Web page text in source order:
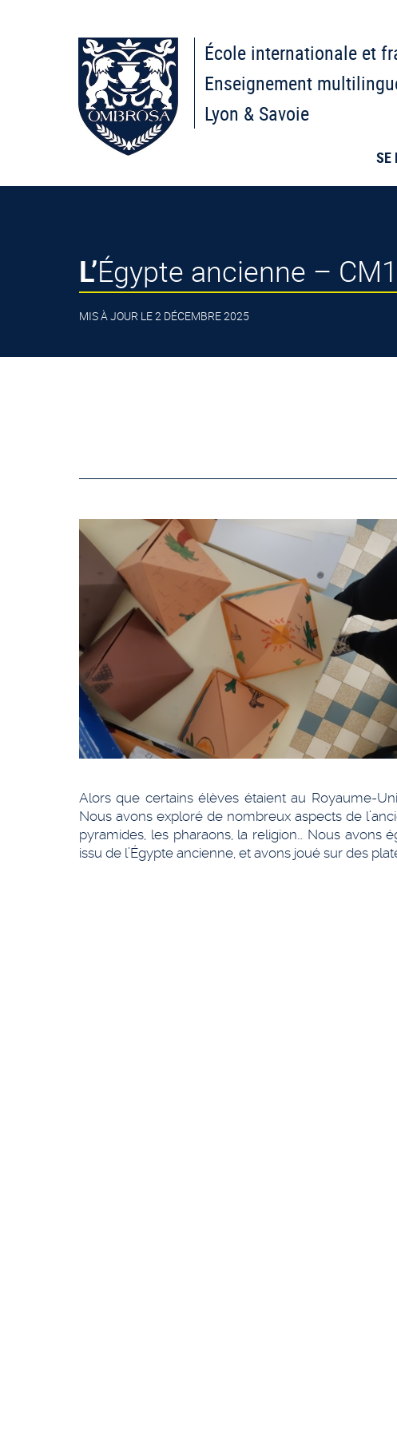
École internationale et
Enseignement
Lyon & Savoie
SE
L’Égypte ancienne –
MIS À JOUR LE 2 DÉCEMBRE 2025
Alors que certains élèves étaient au Royaume-
Nous avons exploré de nombreux aspects de
pyramides, les pharaons, la religion… Nous avons
issu de l’Égypte ancienne, et avons joué sur des